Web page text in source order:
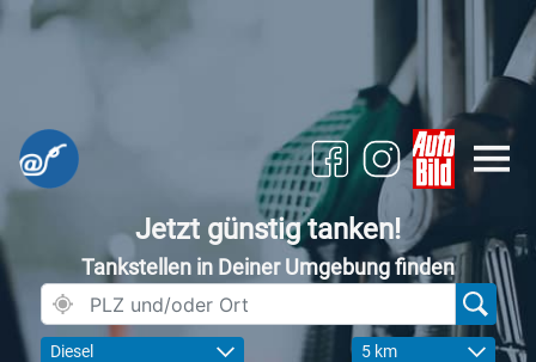
Jetzt günstig tanken!
Tankstellen in Deiner Umgebung finden
Diesel 5 km